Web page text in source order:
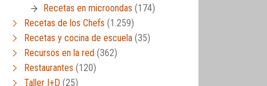
Recetas en microondas (174)
Recetas de los Chefs (1.259)
Recetas y cocina de escuela (35)
Recursos en la red (362)
Restaurantes (120)
Taller I+D (25)